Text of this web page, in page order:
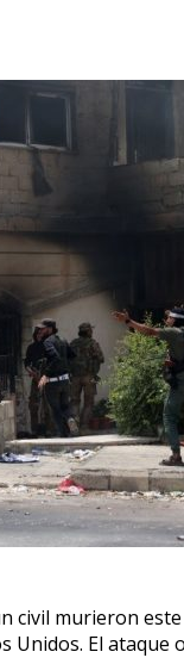
civil murieron
Unidos. El